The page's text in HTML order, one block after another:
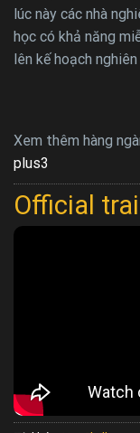
lúc này các nhà
học có khả năng
lên kế hoạch
Xem thêm hàng
plus3
Official